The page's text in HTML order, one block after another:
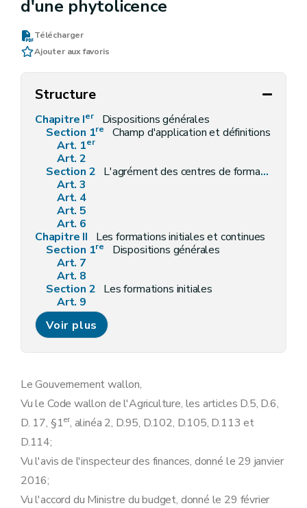
d'une phytolicence
Télécharger
Ajouter aux favoris
Structure
Chapitre Ier
Dispositions générales
Section 1re
Champ d'application et définitions
Art. 1er
Art. 2
Section 2 L'agrément des centres de formation et des centres d'évaluation
Art. 3
Art. 4
Art. 5
Art. 6
Chapitre II
Les formations initiales et continues
Section 1re
Dispositions générales
Art. 7
Art. 8
Section 2 Les formations initiales
Art. 9
Section 3 Les formations continues
Art. 10
Art. 11
Art. 13
Art. 15
Chapitre IV Les contrôles et les sanctions
Art. 16
Art. 17
Art. 18
Dispositions transitoires et finales
Art. 19
Art. 20
Voir plus
Le Gouvernement wallon,
Vu le Code wallon de l'Agriculture, les articles D.5, D.6,
D. 17, §1er, alinéa 2, D.95, D.102, D.105, D.113 et
D.114;
Vu l'avis de l'inspecteur des finances, donné le 29 janvier
2016;
Vu l'accord du Ministre du budget, donné le 29 février